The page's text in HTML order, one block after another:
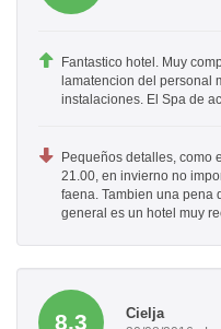
Fantastico hotel. Muy
lamatencion del personal
instalaciones. El Spa de
Pequeños detalles, como
21.00, en invierno no
faena. Tambien una pena
general es un hotel muy
8.3 Cielja